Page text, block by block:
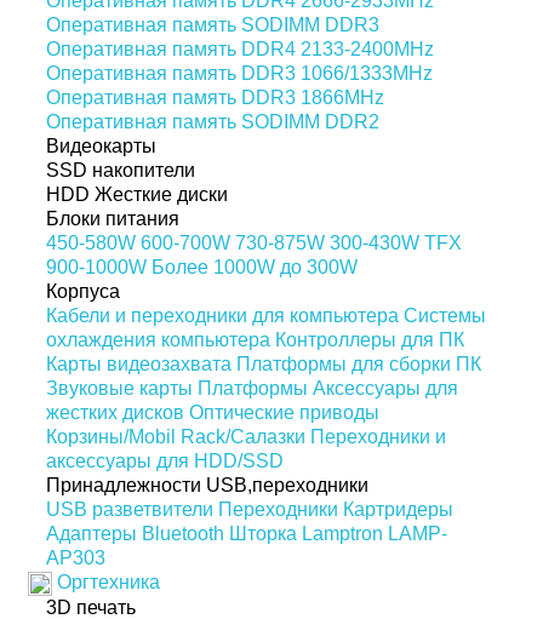
Оперативная память SODIMM DDR3
Оперативная память DDR4 2133-2400MHz
Оперативная память DDR3 1066/1333MHz
Оперативная память DDR3 1866MHz
Оперативная память SODIMM DDR2
Видеокарты
SSD накопители
HDD Жесткие диски
Блоки питания
450-580W 600-700W 730-875W 300-430W TFX
900-1000W Более 1000W до 300W
Корпуса
Кабели и переходники для компьютера Системы
охлаждения компьютера Контроллеры для ПК
Карты видеозахвата Платформы для сборки ПК
Звуковые карты Платформы Аксессуары для
жестких дисков Оптические приводы
Корзины/Mobil Rack/Салазки Переходники и
аксессуары для HDD/SSD
Принадлежности USB,переходники
USB разветвители Переходники Картридеры
Адаптеры Bluetooth Шторка Lamptron LAMP-
AP303
Оргтехника
3D печать